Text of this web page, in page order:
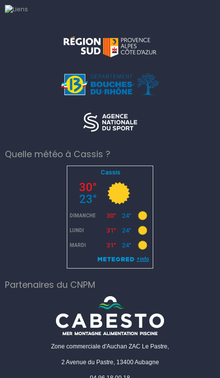
Quelle météo à Cassis ?
Partenaires du CNPM
Zone commerciale d'Auchan ZAC Le Pastre,
2 Avenue du Pastre, 13400 Aubagne